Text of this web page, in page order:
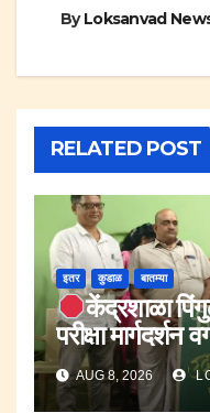
ByLoksanvad
RELATED POST
इतर कुडाळ बातम्या
केंद्रशाळा
परीक्षा मार्गदर्शन
AUG 8, 2026